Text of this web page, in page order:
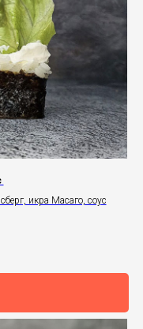
икра Масаго, соус